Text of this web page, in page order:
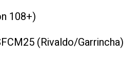
108+)
(Rivaldo/Garrincha)